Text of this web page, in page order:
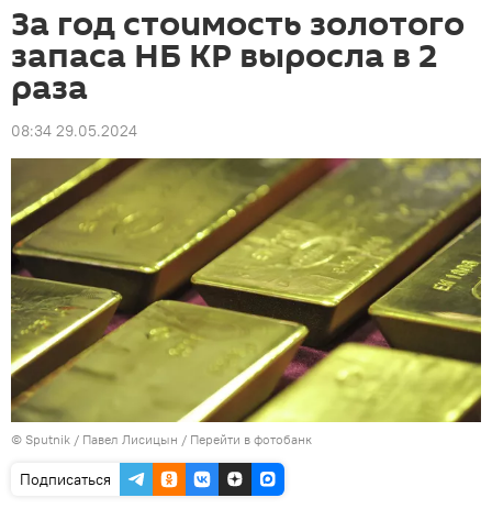
За год стоимость золотого
запаса НБ КР выросла в 2
раза
08:34 29.05.2024
© Sputnik / Павел Лисицын / Перейти в фотобанк
Подписаться